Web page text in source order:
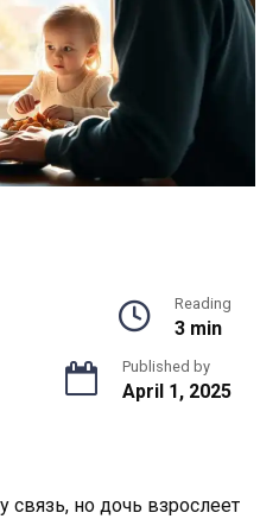
Reading
3 min
Published by
April 1, 2025
связь, но дочь взрослеет